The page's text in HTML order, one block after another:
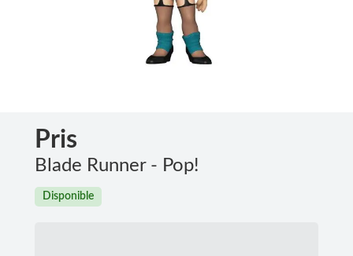
Pris
Blade Runner - Pop!
Disponible